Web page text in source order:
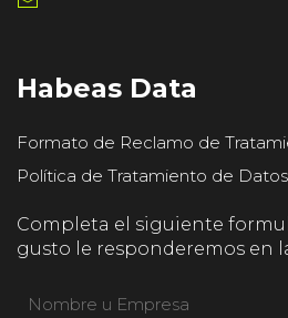
Habeas Data
Formato de Reclamo de
Política de Tratamiento de Datos
Completa el siguiente
gusto le responderemos en